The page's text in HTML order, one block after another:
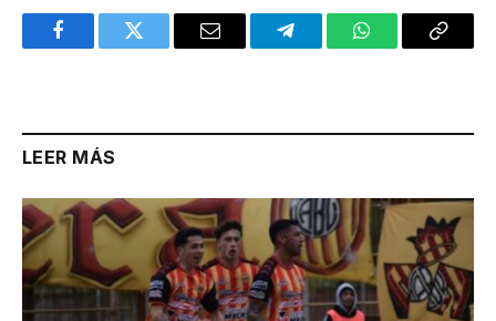
FacebookTwitter Email TelegramWhatsAppCopy
LEER MÁS